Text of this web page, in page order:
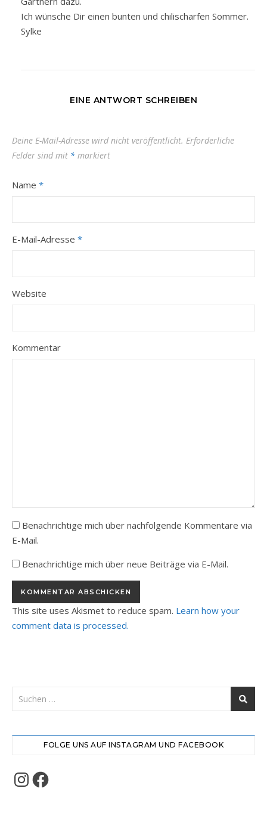
Ich wünsche Dir einen bunten und chilischarfen Sommer.
Sylke
EINE ANTWORT SCHREIBEN
Deine E-Mail-Adresse wird nicht veröffentlicht. Erforderliche
Felder sind mit * markiert
Name *
E-Mail-Adresse *
Website
Kommentar
Benachrichtige mich über nachfolgende Kommentare via
E-Mail.
Benachrichtige mich über neue Beiträge via E-Mail.
This site uses Akismet to reduce spam. Learn how your
comment data is processed.
FOLGE UNS AUF INSTAGRAM UND FACEBOOK
Instagram
Facebook